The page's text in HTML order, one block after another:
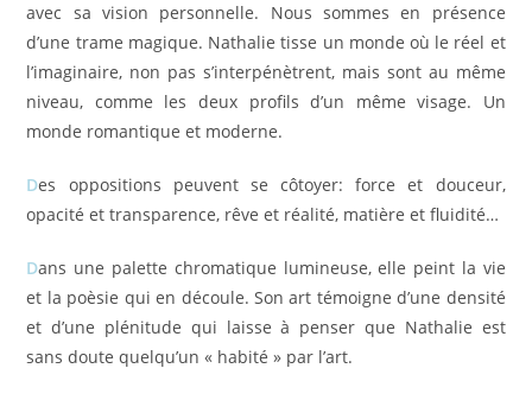
avec sa vision personnelle. Nous sommes en présence
d’une trame magique. Nathalie tisse un monde où le réel et
l’imaginaire, non pas s’interpénètrent, mais sont au même
niveau, comme les deux profils d’un même visage. Un
monde romantique et moderne.
Des oppositions peuvent se côtoyer: force et douceur,
opacité et transparence, rêve et réalité, matière et fluidité…
Dans une palette chromatique lumineuse, elle peint la vie
et la poèsie qui en découle. Son art témoigne d’une densité
et d’une plénitude qui laisse à penser que Nathalie est
sans doute quelqu’un « habité » par l’art.